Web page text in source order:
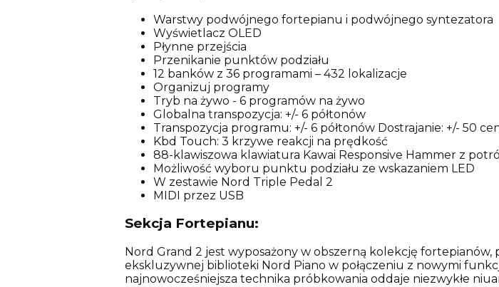
Warstwy podwójnego fortepianu i podwójnego syntezatora
Wyświetlacz OLED
Płynne przejścia
Przenikanie punktów podziału
12 banków z 36 programami – 432 lokalizacje
Organizuj programy
Tryb na żywo - 6 programów na żywo
Globalna transpozycja: +/- 6 półtonów
Transpozycja programu: +/- 6 półtonów Dostrajanie: +/- 50
Kbd Touch: 3 krzywe reakcji na prędkość
88-klawiszowa klawiatura Kawai Responsive Hammer z
Możliwość wyboru punktu podziału ze wskazaniem LED
W zestawie Nord Triple Pedal 2
MIDI przez USB
Sekcja Fortepianu:
Nord Grand 2 jest wyposażony w obszerną kolekcję
ekskluzywnej biblioteki Nord Piano w połączeniu z nowymi
najnowocześniejsza technika próbkowania oddaje niezwykłe